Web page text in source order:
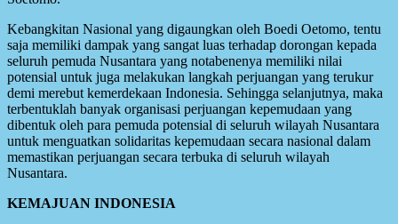
Kebangkitan Nasional yang digaungkan oleh Boedi Oetomo, tentu
saja memiliki dampak yang sangat luas terhadap dorongan kepada
seluruh pemuda Nusantara yang notabenenya memiliki nilai
potensial untuk juga melakukan langkah perjuangan yang terukur
demi merebut kemerdekaan Indonesia. Sehingga selanjutnya, maka
terbentuklah banyak organisasi perjuangan kepemudaan yang
dibentuk oleh para pemuda potensial di seluruh wilayah Nusantara
untuk menguatkan solidaritas kepemudaan secara nasional dalam
memastikan perjuangan secara terbuka di seluruh wilayah
Nusantara.
KEMAJUAN INDONESIA